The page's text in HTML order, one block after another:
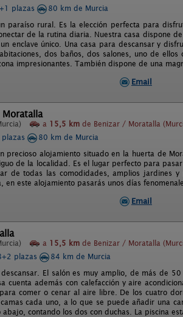
plazas
80 km de Murcia
paraíso rural. Es la elección perfecta para
de la rutina diaria. Nuestra casa dispone
enclave único. Una casa para descansar y
dos baños, dos salones, uno de
impresionantes. También dispone de una
Email
Moratalla
a 15,5 km de Benizar / Moratalla
80 km de Murcia
precioso alojamiento situado en la huerta de
de la localidad. Es el lugar perfecto para
de todas las comodidades, amplios jardines
en este alojamiento pasarás unos días
Email
a 15,5 km de Benizar / Moratalla
plazas
84 km de Murcia
El salón es muy amplio, de más de
cuenta además con calefacción y aire
comer o cenar al aire libre. De los cuatro
cada uno, a lo que se puede añadir una
contando los dos con duchas. La piscina